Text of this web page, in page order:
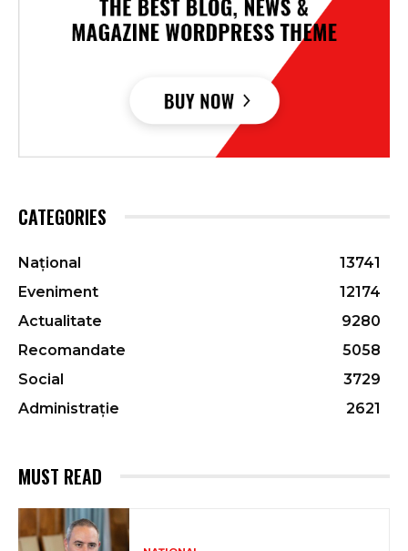
CATEGORIES
Național
13741
Eveniment
12174
Actualitate
9280
Recomandate
5058
Social
3729
Administrație
2621
MUST READ